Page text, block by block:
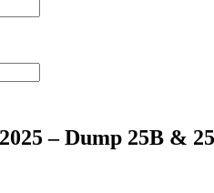
– Dump 25B &